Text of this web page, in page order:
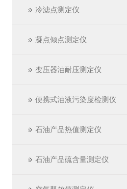
冷滤点测定仪
凝点倾点测定仪
变压器油耐压测定仪
便携式油液污染度检测仪
石油产品热值测定仪
石油产品硫含量测定仪